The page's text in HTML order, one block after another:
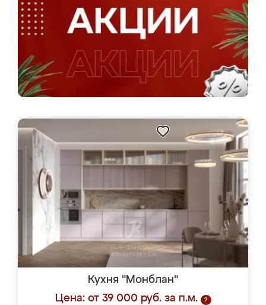
Кухня "Монблан"
Цена: от 39 000 руб. за п.м.
?